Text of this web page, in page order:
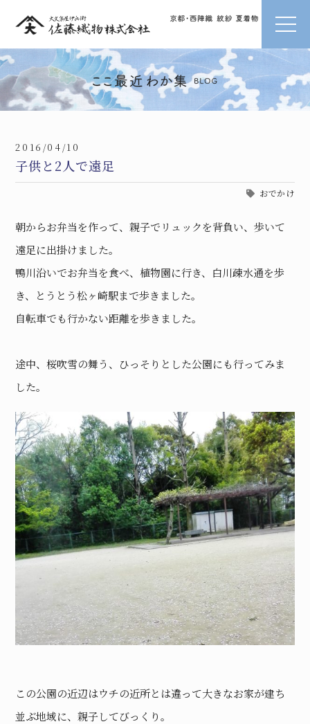
2016/04/10
子供と2人で遠足
おでかけ
朝からお弁当を作って、親子でリュックを背負い、歩いて
遠足に出掛けました。
鴨川沿いでお弁当を食べ、植物園に行き、白川疎水通を歩
き、とうとう松ヶ崎駅まで歩きました。
自転車でも行かない距離を歩きました。
途中、桜吹雪の舞う、ひっそりとした公園にも行ってみま
した。
この公園の近辺はウチの近所とは違って大きなお家が建ち
並ぶ地域に、親子してびっくり。